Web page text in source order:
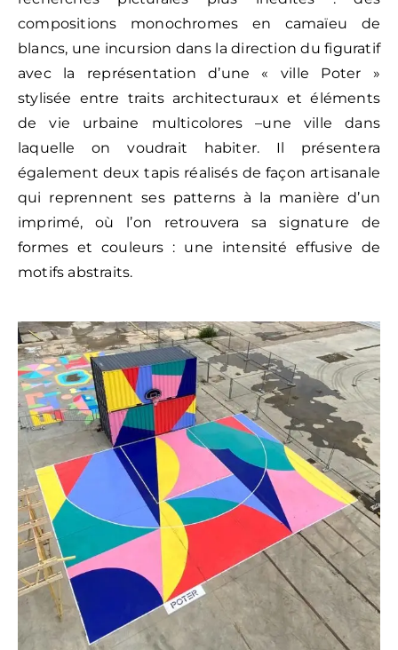
compositions monochromes en camaïeu de
blancs, une incursion dans la direction du figuratif
avec la représentation d’une « ville Poter »
stylisée entre traits architecturaux et éléments
de vie urbaine multicolores –une ville dans
laquelle on voudrait habiter. Il présentera
également deux tapis réalisés de façon artisanale
qui reprennent ses patterns à la manière d’un
imprimé, où l’on retrouvera sa signature de
formes et couleurs : une intensité effusive de
motifs abstraits.